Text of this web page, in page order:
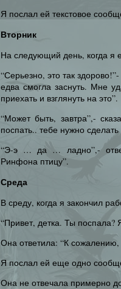
Я послал ей текстовое
Вторник
На следующий день, когда я
“Серьезно, это так
едва смогла заснуть. Мне
приехать и взглянуть на это”.
“Может быть, завтра”,-
поспать.. тебе нужно
“Э-э … да … ладно”,-
Ринфона птицу”.
Среда
В среду, когда я закончил
“Привет, детка. Ты поспала?
Она ответила: “К сожалению,
Я послал ей еще одно
Она не отвечала примерно